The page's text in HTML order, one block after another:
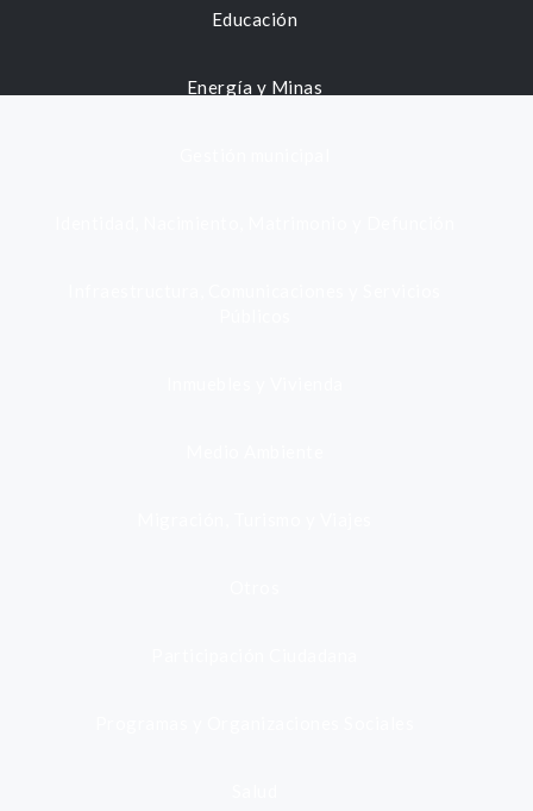
Educación
Energía y Minas